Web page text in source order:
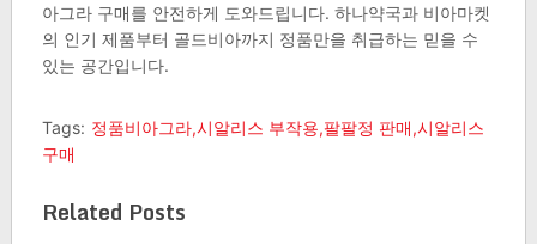
아그라 구매를 안전하게 도와드립니다. 하나약국과 비아마켓
의 인기 제품부터 골드비아까지 정품만을 취급하는 믿을 수
있는 공간입니다.
Tags: 정품비아그라,시알리스 부작용,팔팔정 판매,시알리스
구매
Related Posts